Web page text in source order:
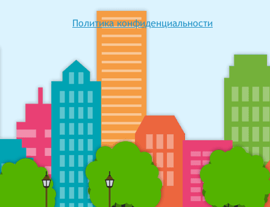
Политика конфиденциальности